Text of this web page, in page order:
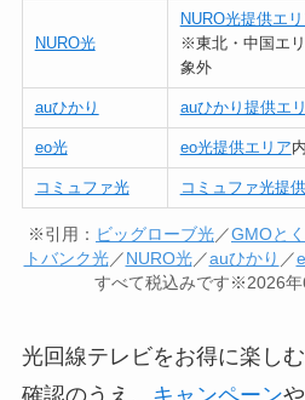
NURO光
NURO光提供エ
※東北・中国エ
象外
auひかり auひかり提供エ
eo光 eo光提供エリア内
コミュファ光 コミュファ光提
※引用： ビッグローブ光／GMOと
トバンク光／NURO光／auひかり ／
すべて税込みです※2026年
光回線テレビをお得に楽し